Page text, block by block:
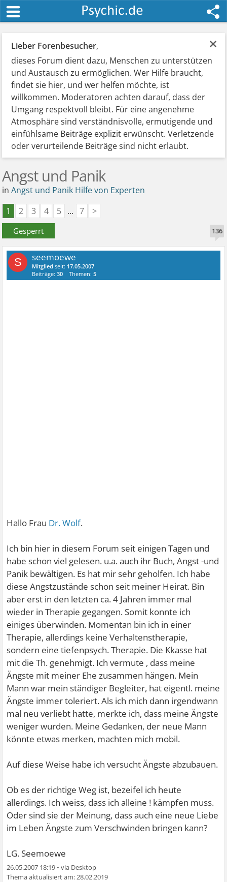
×
Lieber Forenbesucher,
dieses Forum dient dazu, Menschen zu unterstützen
und Austausch zu ermöglichen. Wer Hilfe braucht,
findet sie hier, und wer helfen möchte, ist
willkommen. Moderatoren achten darauf, dass der
Umgang respektvoll bleibt. Für eine angenehme
Atmosphäre sind verständnisvolle, ermutigende und
einfühlsame Beiträge explizit erwünscht. Verletzende
oder verurteilende Beiträge sind nicht erlaubt.
Angst und Panik
inAngst und Panik Hilfe von Experten
1
2 3 4 5 ... 7 >
Gesperrt 136
S seemoewe
Mitglied seit: 17.05.2007
Beiträge:30 Themen:5
Hallo Frau Dr. Wolf.
Ich bin hier in diesem Forum seit einigen Tagen und
habe schon viel gelesen. u.a. auch ihr Buch, Angst -und
Panik bewältigen. Es hat mir sehr geholfen. Ich habe
diese Angstzustände schon seit meiner Heirat. Bin
aber erst in den letzten ca. 4 Jahren immer mal
wieder in Therapie gegangen. Somit konnte ich
einiges überwinden. Momentan bin ich in einer
Therapie, allerdings keine Verhaltenstherapie,
sondern eine tiefenpsych. Therapie. Die Kkasse hat
mit die Th. genehmigt. Ich vermute , dass meine
Ängste mit meiner Ehe zusammen hängen. Mein
Mann war mein ständiger Begleiter, hat eigentl. meine
Ängste immer toleriert. Als ich mich dann irgendwann
mal neu verliebt hatte, merkte ich, dass meine Ängste
weniger wurden. Meine Gedanken, der neue Mann
könnte etwas merken, machten mich mobil.
Auf diese Weise habe ich versucht Ängste abzubauen.
Ob es der richtige Weg ist, bezeifel ich heute
allerdings. Ich weiss, dass ich alleine ! kämpfen muss.
Oder sind sie der Meinung, dass auch eine neue Liebe
im Leben Ängste zum Verschwinden bringen kann?
LG. Seemoewe
26.05.2007 18:19 •
28.02.2019